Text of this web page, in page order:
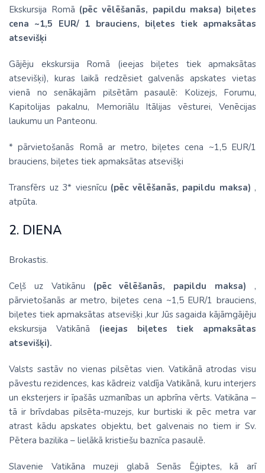
Ekskursija Romā (pēc vēlēšanās, papildu maksa) biļetes
cena ~1,5 EUR/ 1 brauciens, biļetes tiek apmaksātas
atsevišķi
Gājēju ekskursija Romā (ieejas biļetes tiek apmaksātas
atsevišķi), kuras laikā redzēsiet galvenās apskates vietas
vienā no senākajām pilsētām pasaulē: Kolizejs, Forumu,
Kapitolijas pakalnu, Memoriālu Itālijas vēsturei, Venēcijas
laukumu un Panteonu.
* pārvietošanās Romā ar metro, biļetes cena ~1,5 EUR/1
brauciens, biļetes tiek apmaksātas atsevišķi
Transfērs uz 3* viesnīcu (pēc vēlēšanās, papildu maksa) ,
atpūta.
2. DIENA
Brokastis.
Ceļš uz Vatikānu (pēc vēlēšanās, papildu maksa) ,
pārvietošanās ar metro, biļetes cena ~1,5 EUR/1 brauciens,
biļetes tiek apmaksātas atsevišķi ,kur Jūs sagaida kājāmgājēju
ekskursija Vatikānā (ieejas biļetes tiek apmaksātas
atsevišķi).
Valsts sastāv no vienas pilsētas vien. Vatikānā atrodas visu
pāvestu rezidences, kas kādreiz valdīja Vatikānā, kuru interjers
un eksterjers ir īpašās uzmanības un apbrīna vērts. Vatikāna –
tā ir brīvdabas pilsēta-muzejs, kur burtiski ik pēc metra var
atrast kādu apskates objektu, bet galvenais no tiem ir Sv.
Pētera bazilika – lielākā kristiešu baznīca pasaulē.
Slavenie Vatikāna muzeji glabā Senās Ēģiptes, kā arī